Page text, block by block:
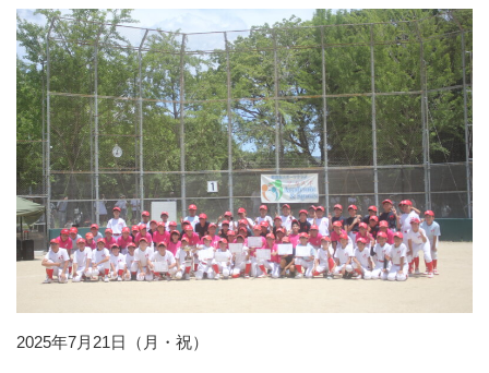
2025年7月21日（月・祝）